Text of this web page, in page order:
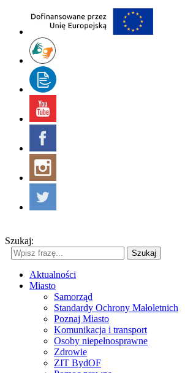
Szukaj:
Szukaj
Aktualności
Miasto
Samorząd
Standardy Ochrony Małoletnich
Poznaj Miasto
Komunikacja i transport
Osoby niepełnosprawne
Zdrowie
ZIT BydOF